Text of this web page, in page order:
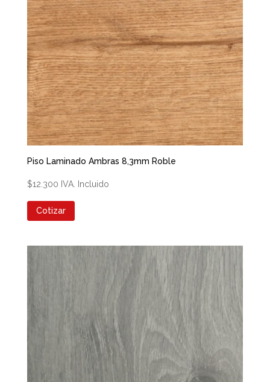
Piso Laminado Ambras 8,3mm Roble
$12.300 IVA. Incluido
Cotizar